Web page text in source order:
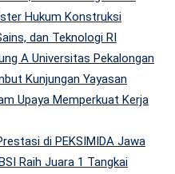
Hukum Konstruksi
dan Teknologi RI
A Universitas Pekalongan
Kunjungan Yayasan
Upaya Memperkuat Kerja
di PEKSIMIDA Jawa
Raih Juara 1 Tangkai